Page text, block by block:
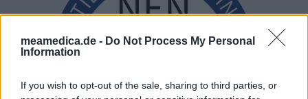
meamedica.de - Do Not Process My Personal
Information
If you wish to opt-out of the sale, sharing to third parties, or